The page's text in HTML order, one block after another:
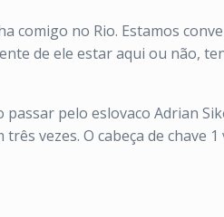
comigo no Rio. Estamos
de ele estar aqui ou não,
pelo eslovaco Adrian
vezes. O cabeça de chave